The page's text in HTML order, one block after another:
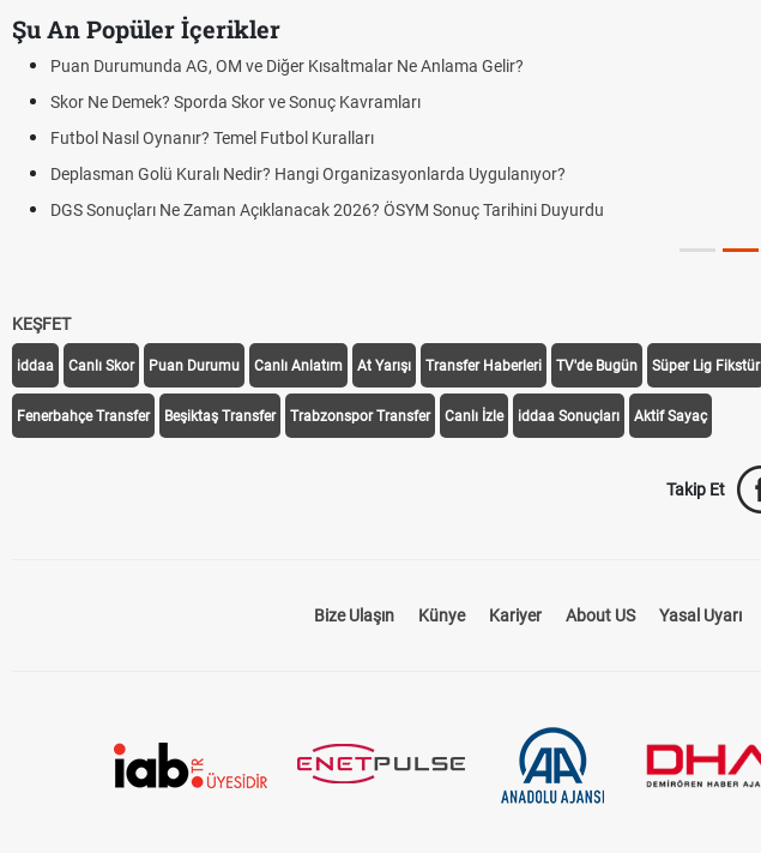
Şu An Popüler İçerikler
Puan Durumunda AG, OM ve Diğer Kısaltmalar Ne Anlama Gelir?
Skor Ne Demek? Sporda Skor ve Sonuç Kavramları
Futbol Nasıl Oynanır? Temel Futbol Kuralları
Deplasman Golü Kuralı Nedir? Hangi Organizasyonlarda Uygulanıyor?
DGS Sonuçları Ne Zaman Açıklanacak 2026? ÖSYM Sonuç Tarihini Duyurdu
KEŞFET
iddaa Canlı Skor Puan Durumu Canlı Anlatım At Yarışı Transfer Haberleri TV'de Bugün Süper Lig Fikstür
Fenerbahçe Transfer Beşiktaş Transfer Trabzonspor Transfer Canlı İzle iddaa Sonuçları Aktif Sayaç
Takip Et
Bize Ulaşın Künye Kariyer About US Yasal Uyarı